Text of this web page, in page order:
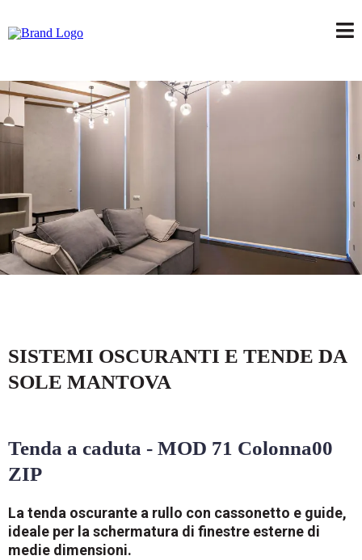
SISTEMI OSCURANTI E TENDE DA
SOLE MANTOVA
Tenda a caduta - MOD 71 Colonna00
ZIP
La tenda oscurante a rullo con cassonetto e guide,
ideale per la schermatura di finestre esterne di
medie dimensioni.